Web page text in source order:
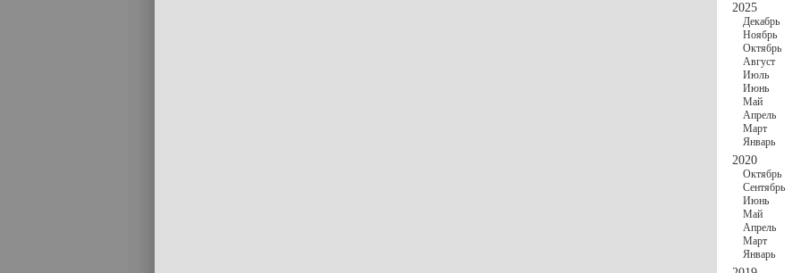
2025
Декабрь
Ноябрь
Октябрь
Август
Июль
Июнь
Май
Апрель
Март
Январь
2020
Октябрь
Сентябрь
Июнь
Май
Апрель
Март
Январь